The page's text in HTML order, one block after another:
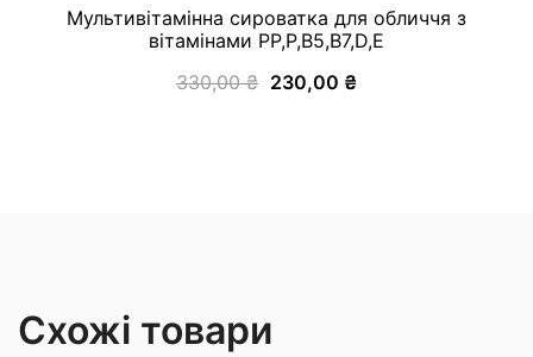
Мультивітамінна сироватка для обличчя з
вітамінами PP,P,B5,B7,D,Е
330,00₴ 230,00 ₴
Схожі товари